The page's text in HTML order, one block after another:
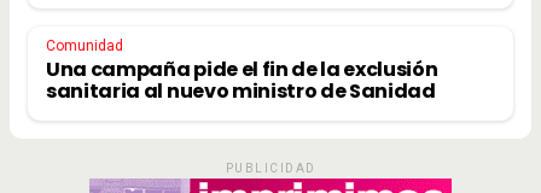
Comunidad
Una campaña pide el fin de la exclusión
sanitaria al nuevo ministro de Sanidad
PUBLICIDAD